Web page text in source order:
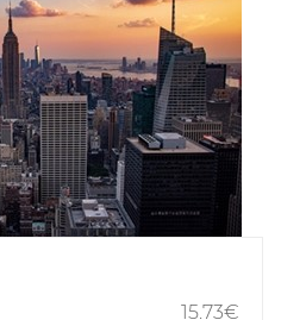
15.73€